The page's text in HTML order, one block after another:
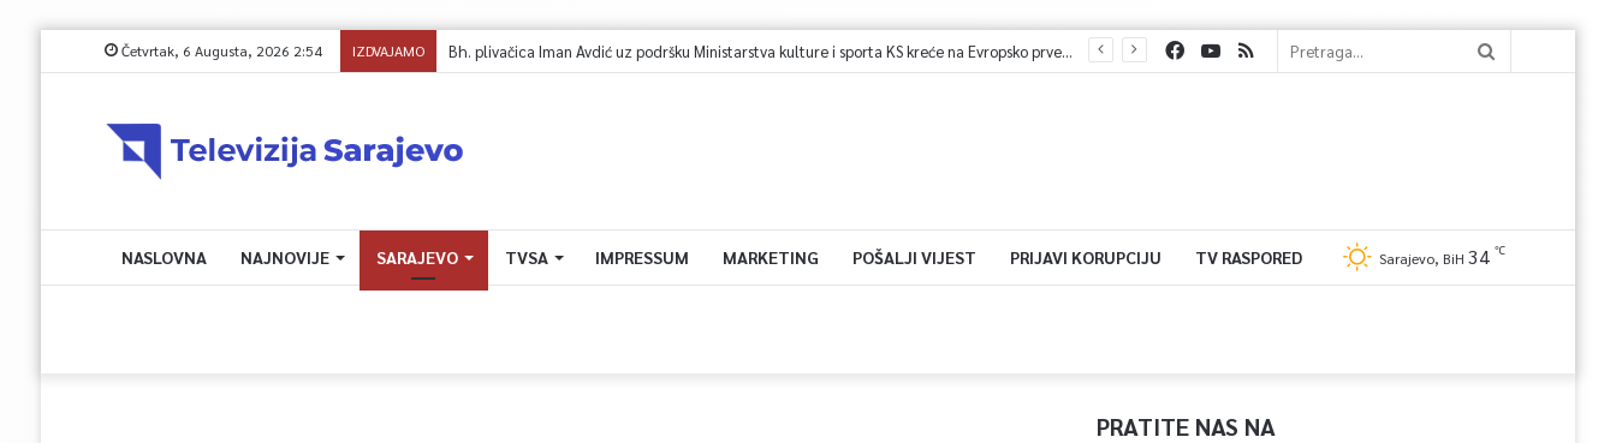
Četvrtak, 6 Augusta, 2026 2:54 IZDVAJAMO
NASLOVNA NAJNOVIJE SARAJEVO TVSA IMPRESSUM MARKETING POŠALJI VIJEST PRIJAVI KORUPCIJU TV RASPORED Sarajevo, BiH 34 ℃
PRATITE NAS NA